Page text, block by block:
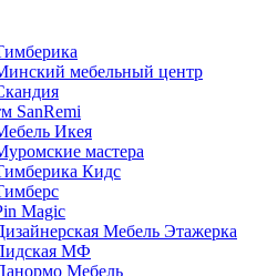
мебельный центр
SanRemi
Икея
мастера
Кидс
Magic
Мебель Этажерка
МФ
Мебель